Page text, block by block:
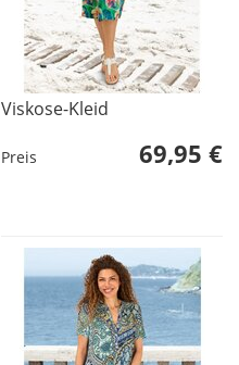
Viskose-Kleid
Preis 69,95 €